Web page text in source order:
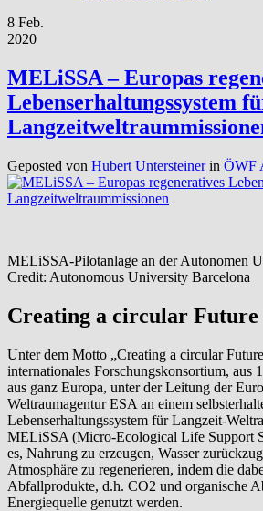
8 Feb.
2020
MELiSSA – Europas
Lebenserhaltungssystem
Geposted von Hubert Untersteinerin ÖWF
MELiSSA-Pilotanlage an der Autonomen
Credit: Autonomous University Barcelona
Creating a circular Future
Unter dem Motto „Creating a circular
internationales Forschungskonsortium, aus
aus ganz Europa, unter der Leitung der
Weltraumagentur ESA an einem
Lebenserhaltungssystem für Langzeit-
MELiSSA (Micro-Ecological Life Support
es, Nahrung zu erzeugen, Wasser
Atmosphäre zu regenerieren, indem die
Abfallprodukte, d.h. CO2 und organische
Energiequelle genutzt werden.